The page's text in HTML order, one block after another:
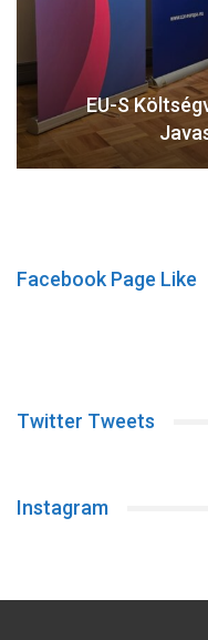
EU-S
Facebook Page Like
Twitter Tweets
Instagram